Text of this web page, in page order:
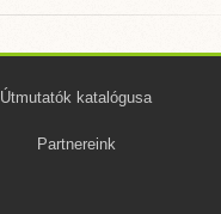
Útmutatók katalógusa
Partnereink